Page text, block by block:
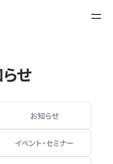
せ
お知らせ
イベント・セミナー